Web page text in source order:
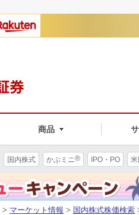
商品
国内株式 かぶミニ® IPO・PO
> マーケット情報 > 国内株式株価検索